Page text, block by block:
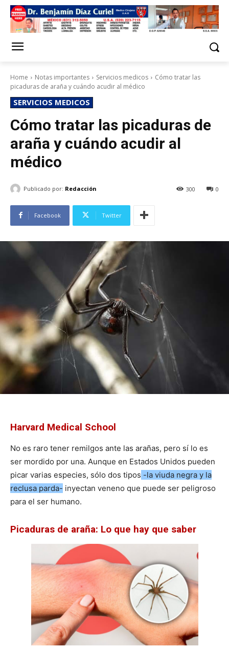
Home Notas importantes Servicios medicos
Cómo tratar las
picaduras de araña y cuándo acudir al médico
SERVICIOS MEDICOS
Cómo tratar las picaduras de
araña y cuándo acudir al
médico
Publicado por: Redacción 0
300
Facebook Twitter
Harvard Medical School
No es raro tener remilgos ante las arañas, pero sí lo es
ser mordido por una. Aunque en Estados Unidos pueden
picar varias especies, sólo dos tipos -la viuda negra y la
reclusa parda- inyectan veneno que puede ser peligroso
para el ser humano.
Picaduras de araña: Lo que hay que saber